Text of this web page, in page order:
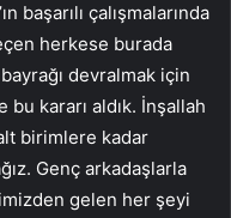
başarılı çalışmalarında
herkese burada
devralmak için
kararı aldık. İnşallah
birimlere kadar
Genç arkadaşlarla
gelen her şeyi